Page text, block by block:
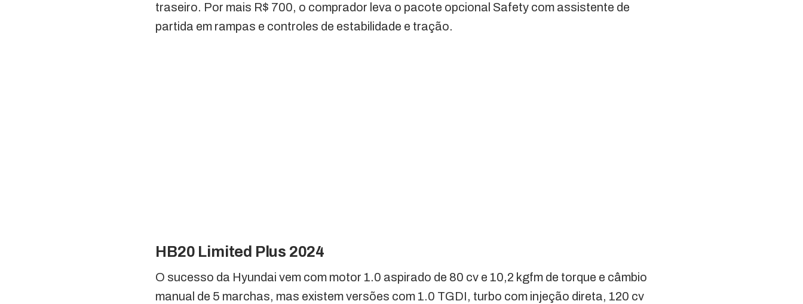
traseiro. Por mais R$ 700, o comprador leva o pacote opcional Safety com assistente de
partida em rampas e controles de estabilidade e tração.
HB20 Limited Plus 2024
O sucesso da Hyundai vem com motor 1.0 aspirado de 80 cv e 10,2 kgfm de torque e câmbio
manual de 5 marchas, mas existem versões com 1.0 TGDI, turbo com injeção direta, 120 cv